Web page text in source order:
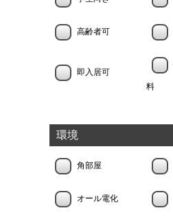
高齢者可
即入居可
料
環境
角部屋
オール電化